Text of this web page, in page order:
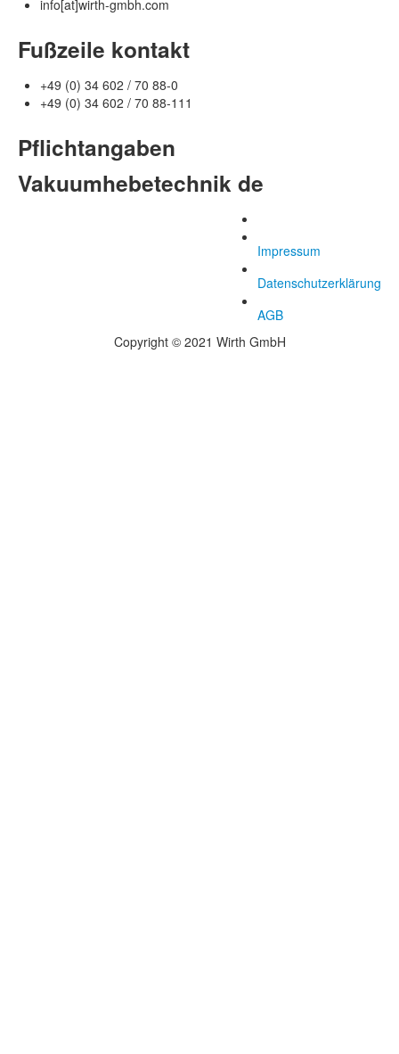
info[at]wirth-gmbh.com
Fußzeile kontakt
+49 (0) 34 602 / 70 88-0
+49 (0) 34 602 / 70 88-111
Pflichtangaben
Vakuumhebetechnik de
Impressum
Datenschutzerklärung
AGB
Copyright © 2021 Wirth GmbH